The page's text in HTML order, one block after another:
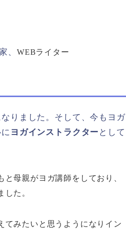
、 WEBライター
りました。そして、今もヨガ
ヨガインストラクター として
母親がヨガ講師をしており、
た。
てみたいと思うようになりイン